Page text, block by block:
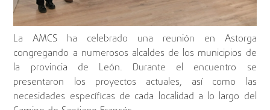
La AMCS ha celebrado una reunión en Astorga
congregando a numerosos alcaldes de los municipios de
la provincia de León. Durante el encuentro se
presentaron los proyectos actuales, así como las
necesidades específicas de cada localidad a lo largo del